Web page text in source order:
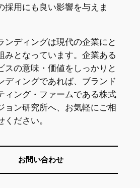
採用にも良い影響を与えま
ンディングは現代の企業にと
みとなっています。企業ある
スの意味・価値をしっかりと
ディングであれば、ブランド
ィング・ファームである株式
ョン研究所へ、お気軽にご相
ださい。
お問い合わせ